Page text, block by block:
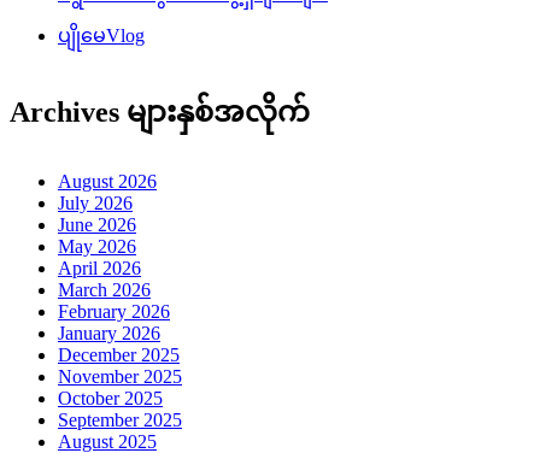
ပျိုမေVlog
Archives များနှစ်အလိုက်
August 2026
July 2026
June 2026
May 2026
April 2026
March 2026
February 2026
January 2026
December 2025
November 2025
October 2025
September 2025
August 2025